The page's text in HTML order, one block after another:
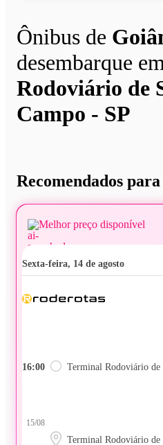
Ônibus de
desembarque em
Rodoviário de
Campo - SP
Recomendados para
Melhor preço disponível
sexta-feira, 14 de agosto
16:00 Terminal Rodoviário de
15/08
Terminal Rodoviário de